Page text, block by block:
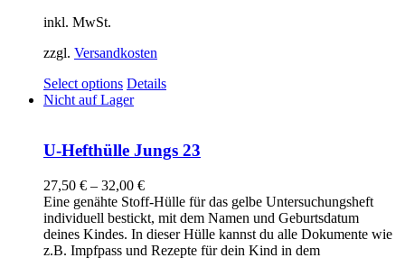
inkl. MwSt.
zzgl. Versandkosten
Select options Details
Nicht auf Lager
U-Hefthülle Jungs 23
27,50 € – 32,00 €
Eine genähte Stoff-Hülle für das gelbe Untersuchungsheft
individuell bestickt, mit dem Namen und Geburtsdatum
deines Kindes. In dieser Hülle kannst du alle Dokumente wie
z.B. Impfpass und Rezepte für dein Kind in dem